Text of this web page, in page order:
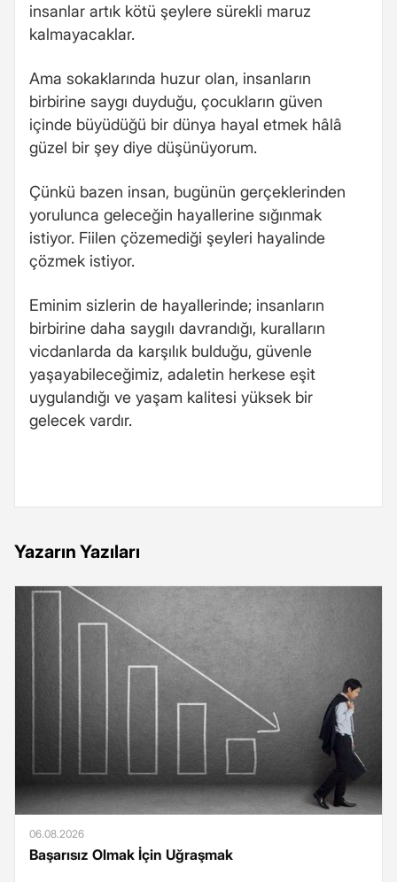
insanlar artık kötü şeylere sürekli maruz
kalmayacaklar.
Ama sokaklarında huzur olan, insanların
birbirine saygı duyduğu, çocukların güven
içinde büyüdüğü bir dünya hayal etmek hâlâ
güzel bir şey diye düşünüyorum.
Çünkü bazen insan, bugünün gerçeklerinden
yorulunca geleceğin hayallerine sığınmak
istiyor. Fiilen çözemediği şeyleri hayalinde
çözmek istiyor.
Eminim sizlerin de hayallerinde; insanların
birbirine daha saygılı davrandığı, kuralların
vicdanlarda da karşılık bulduğu, güvenle
yaşayabileceğimiz, adaletin herkese eşit
uygulandığı ve yaşam kalitesi yüksek bir
gelecek vardır.
Yazarın Yazıları
06.08.2026
Başarısız Olmak İçin Uğraşmak